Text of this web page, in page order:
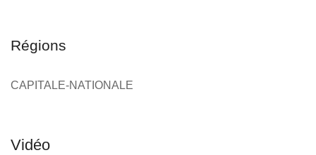
Régions
CAPITALE-NATIONALE